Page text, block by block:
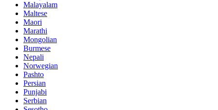
Malayalam
Maltese
Maori
Marathi
Mongolian
Burmese
Nepali
Norwegian
Pashto
Persian
Punjabi
Serbian